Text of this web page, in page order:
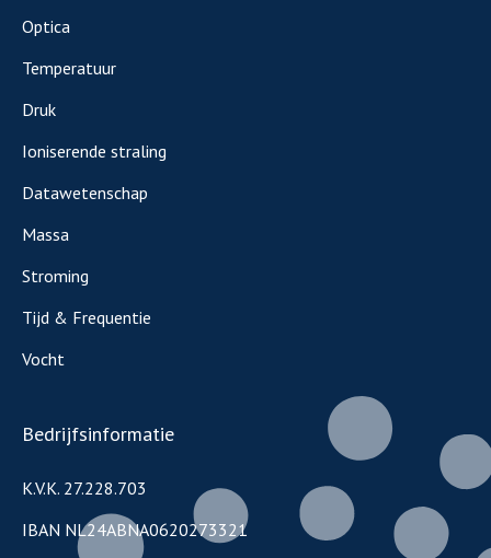
Optica
Temperatuur
Druk
Ioniserende straling
Datawetenschap
Massa
Stroming
Tijd & Frequentie
Vocht
Bedrijfsinformatie
K.V.K. 27.228.703
IBAN NL24ABNA0620273321